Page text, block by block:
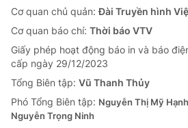
Cơ quan chủ quản:Đài Truyền hình
Cơ quan báo chí: Thời báo VTV
Giấy phép hoạt động báo in và báo
cấp ngày 29/12/2023
Tổng Biên tập: Vũ Thanh Thủy
Phó Tổng Biên tập: Nguyễn Thị Mỹ
Nguyễn Trọng Ninh